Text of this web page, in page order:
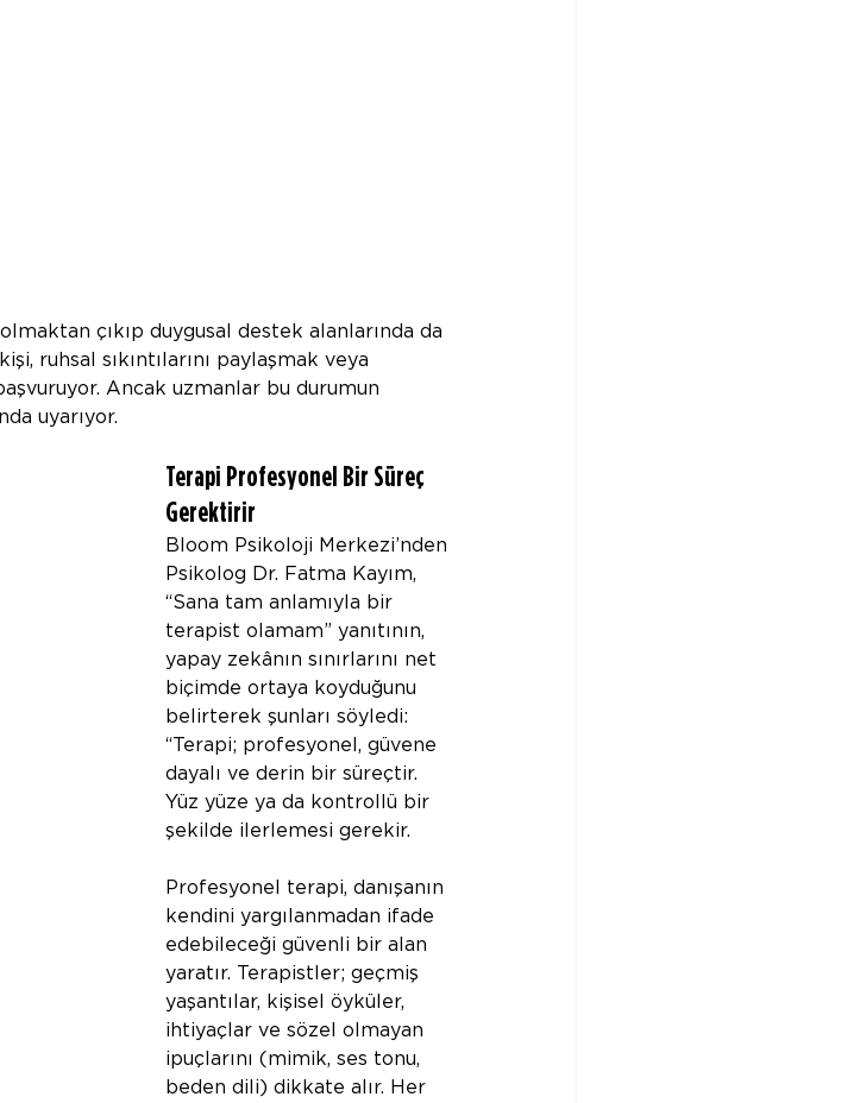
çıkıp duygusal destek alanlarında da
ruhsal sıkıntılarını paylaşmak veya
Ancak uzmanlar bu durumun
uyarıyor.
Terapi Profesyonel Bir Süreç
Gerektirir
Bloom Psikoloji Merkezi’nden
Psikolog Dr. Fatma Kayım,
“Sana tam anlamıyla bir
terapist olamam” yanıtının,
yapay zekânın sınırlarını net
biçimde ortaya koyduğunu
belirterek şunları söyledi:
“Terapi; profesyonel, güvene
dayalı ve derin bir süreçtir.
Yüz yüze ya da kontrollü bir
şekilde ilerlemesi gerekir.
Profesyonel terapi, danışanın
kendini yargılanmadan ifade
edebileceği güvenli bir alan
yaratır. Terapistler; geçmiş
yaşantılar, kişisel öyküler,
ihtiyaçlar ve sözel olmayan
ipuçlarını (mimik, ses tonu,
beden dili) dikkate alır. Her